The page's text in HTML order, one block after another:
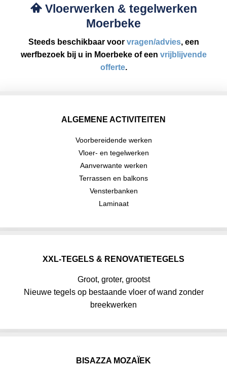
Vloerwerken & tegelwerken
Moerbeke
Steeds beschikbaar voor vragen/advies, een
werfbezoek bij u in Moerbeke of een vrijblijvende
offerte.
ALGEMENE ACTIVITEITEN
Voorbereidende werken
Vloer- en tegelwerken
Aanverwante werken
Terrassen en balkons
Vensterbanken
Laminaat
XXL-TEGELS & RENOVATIETEGELS
Groot, groter, grootst
Nieuwe tegels op bestaande vloer of wand zonder
breekwerken
BISAZZA MOZAÏEK